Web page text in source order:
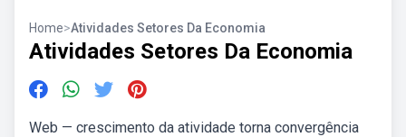
Home>Atividades Setores Da Economia
Atividades Setores Da Economia
Web — crescimento da atividade torna convergência